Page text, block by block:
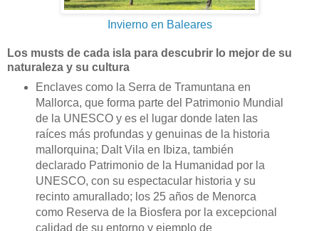
Invierno en Baleares
Los musts de cada isla para descubrir lo mejor de su
naturaleza y su cultura
Enclaves como la Serra de Tramuntana en
Mallorca, que forma parte del Patrimonio Mundial
de la UNESCO y es el lugar donde laten las
raíces más profundas y genuinas de la historia
mallorquina; Dalt Vila en Ibiza, también
declarado Patrimonio de la Humanidad por la
UNESCO, con su espectacular historia y su
recinto amurallado; los 25 años de Menorca
como Reserva de la Biosfera por la excepcional
calidad de su entorno y ejemplo de